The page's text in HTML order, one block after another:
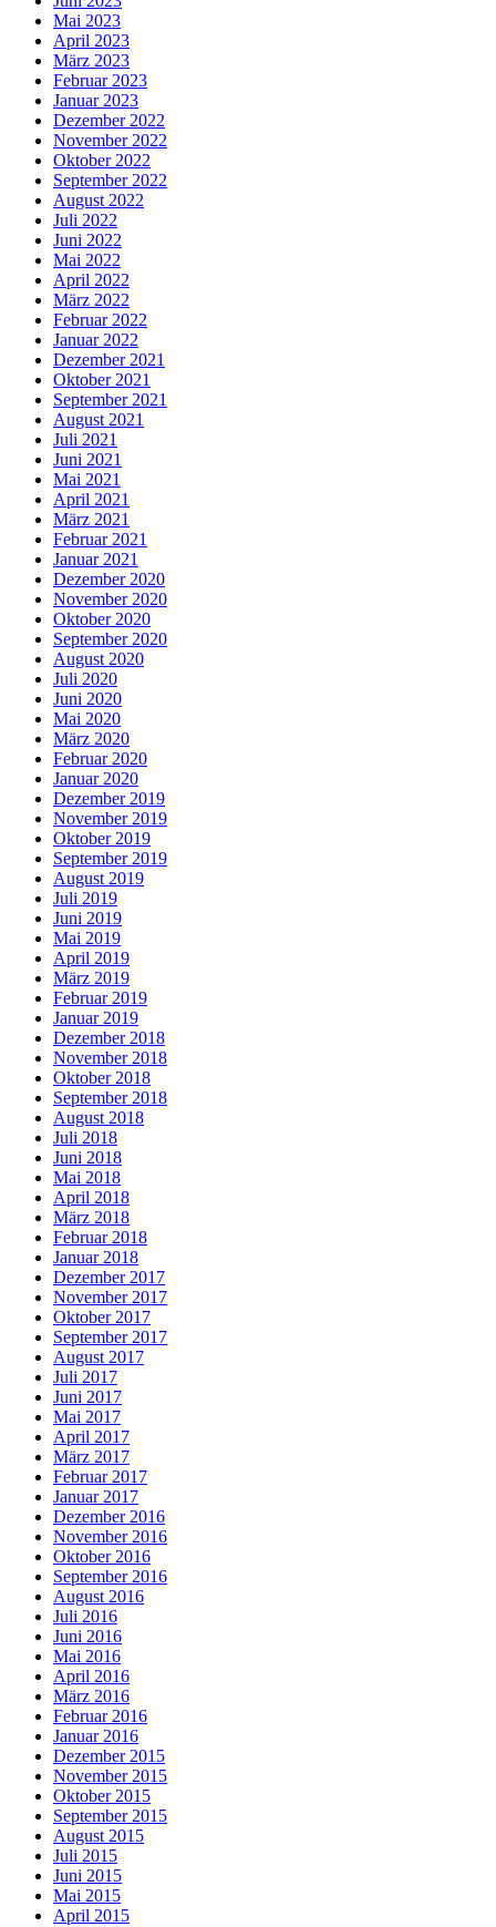
Mai 2023
April 2023
März 2023
Februar 2023
Januar 2023
Dezember 2022
November 2022
Oktober 2022
September 2022
August 2022
Juli 2022
Juni 2022
Mai 2022
April 2022
März 2022
Februar 2022
Januar 2022
Dezember 2021
Oktober 2021
September 2021
August 2021
Juli 2021
Juni 2021
Mai 2021
April 2021
März 2021
Februar 2021
Januar 2021
Dezember 2020
November 2020
Oktober 2020
September 2020
August 2020
Juli 2020
Juni 2020
Mai 2020
März 2020
Februar 2020
Januar 2020
Dezember 2019
November 2019
Oktober 2019
September 2019
August 2019
Juli 2019
Juni 2019
Mai 2019
April 2019
März 2019
Februar 2019
Januar 2019
Dezember 2018
November 2018
Oktober 2018
September 2018
August 2018
Juli 2018
Juni 2018
Mai 2018
April 2018
März 2018
Februar 2018
Januar 2018
Dezember 2017
November 2017
Oktober 2017
September 2017
August 2017
Juli 2017
Juni 2017
Mai 2017
April 2017
März 2017
Februar 2017
Januar 2017
Dezember 2016
November 2016
Oktober 2016
September 2016
August 2016
Juli 2016
Juni 2016
Mai 2016
April 2016
März 2016
Februar 2016
Januar 2016
Dezember 2015
November 2015
Oktober 2015
September 2015
August 2015
Juli 2015
Juni 2015
Mai 2015
April 2015